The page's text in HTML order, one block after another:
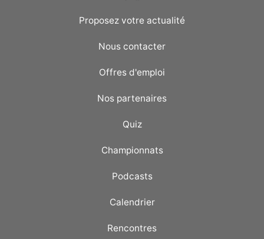
Proposez votre actualité
Nous contacter
Offres d'emploi
Nos partenaires
Quiz
Championnats
Podcasts
Calendrier
Rencontres